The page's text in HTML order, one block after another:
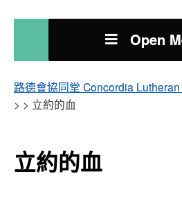
Open
路德會協同堂 Concordia
> > 立約的血
立約的血